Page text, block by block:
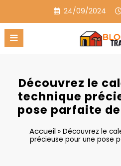
contenu
24/09/2024
Découvrez le
technique
pose parfaite
Accueil» Découvrez le
précieuse pour une pose